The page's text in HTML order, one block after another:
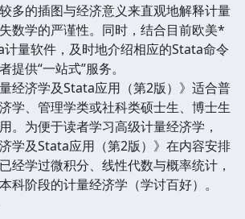
多的插图与经济意义来直观地解释计量
数学的严谨性。同时，结合目前欧美*
量软件，及时地介绍相应的Stata命令
提供“一站式”服务。
济学及Stata应用（第2版）》适合普
学、管理学类或社科类硕士生、博士生
。为便于读者学习高级计量经济学，
济学及Stata应用（第2版）》在内容安排
经学过微积分、线性代数与概率统计，
科阶段的计量经济学（学讨百好）。